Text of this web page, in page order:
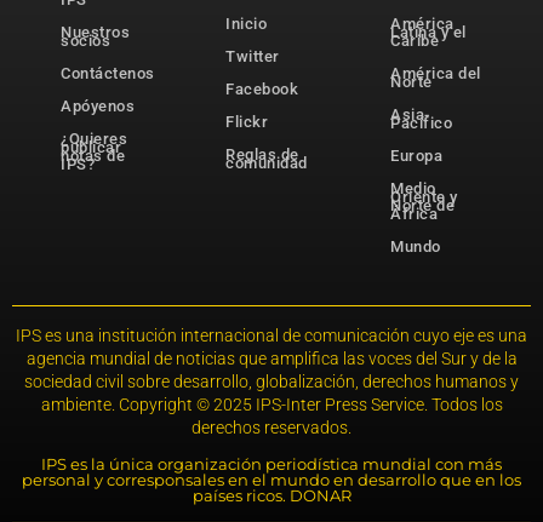
Nuestros
socios
Contáctenos
Apóyenos
¿Quieres
publicar
notas de
IPS?
Inicio
Twitter
Facebook
Flickr
Reglas de
comunidad
América
Latina y el
Caribe
América del
Norte
Asia-
Pacífico
Europa
Medio
Oriente y
Norte de
África
Mundo
IPS es una institución internacional de comunicación cuyo eje es una
agencia mundial de noticias que amplifica las voces del Sur y de la
sociedad civil sobre desarrollo, globalización, derechos humanos y
ambiente. Copyright © 2025 IPS-Inter Press Service. Todos los
derechos reservados.
IPS es la única organización periodística mundial con más
personal y corresponsales en el mundo en desarrollo que en los
países ricos. DONAR